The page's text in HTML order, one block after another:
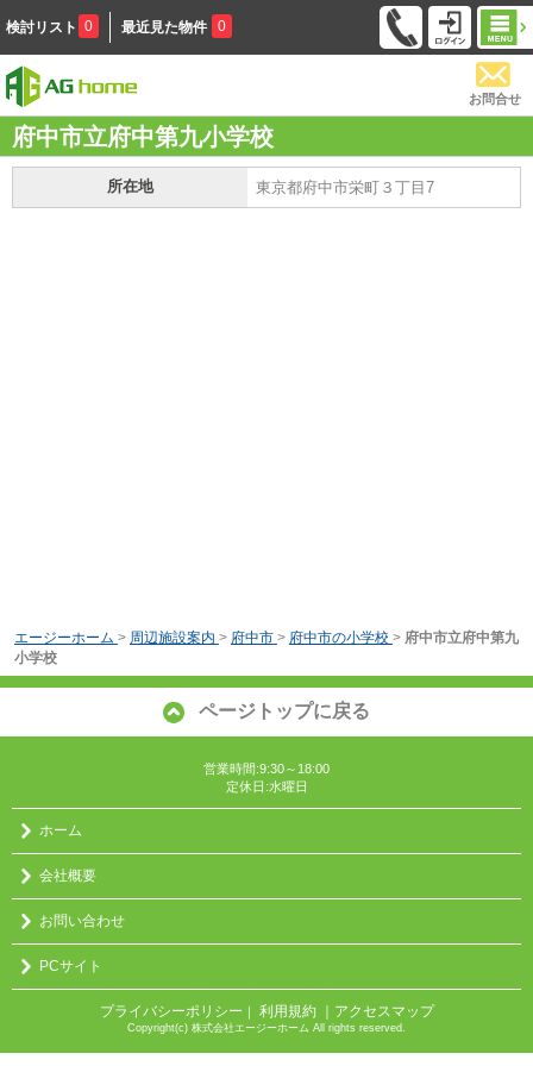
検討リスト 0 最近見た物件 0
お問合せ
府中市立府中第九小学校
所在地 東京都府中市栄町３丁目7
エージーホーム > 周辺施設案内 > 府中市 > 府中市の小学校 > 府中市立府中第九
小学校
ページトップに戻る
営業時間:9:30～18:00
定休日:水曜日
ホーム
会社概要
お問い合わせ
PCサイト
プライバシーポリシー ｜ 利用規約 ｜アクセスマップ
Copyright(c) 株式会社エージーホーム All rights reserved.